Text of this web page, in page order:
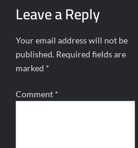
Leave a Reply
Your email address will not be
published. Required fields are
marked *
Comment *